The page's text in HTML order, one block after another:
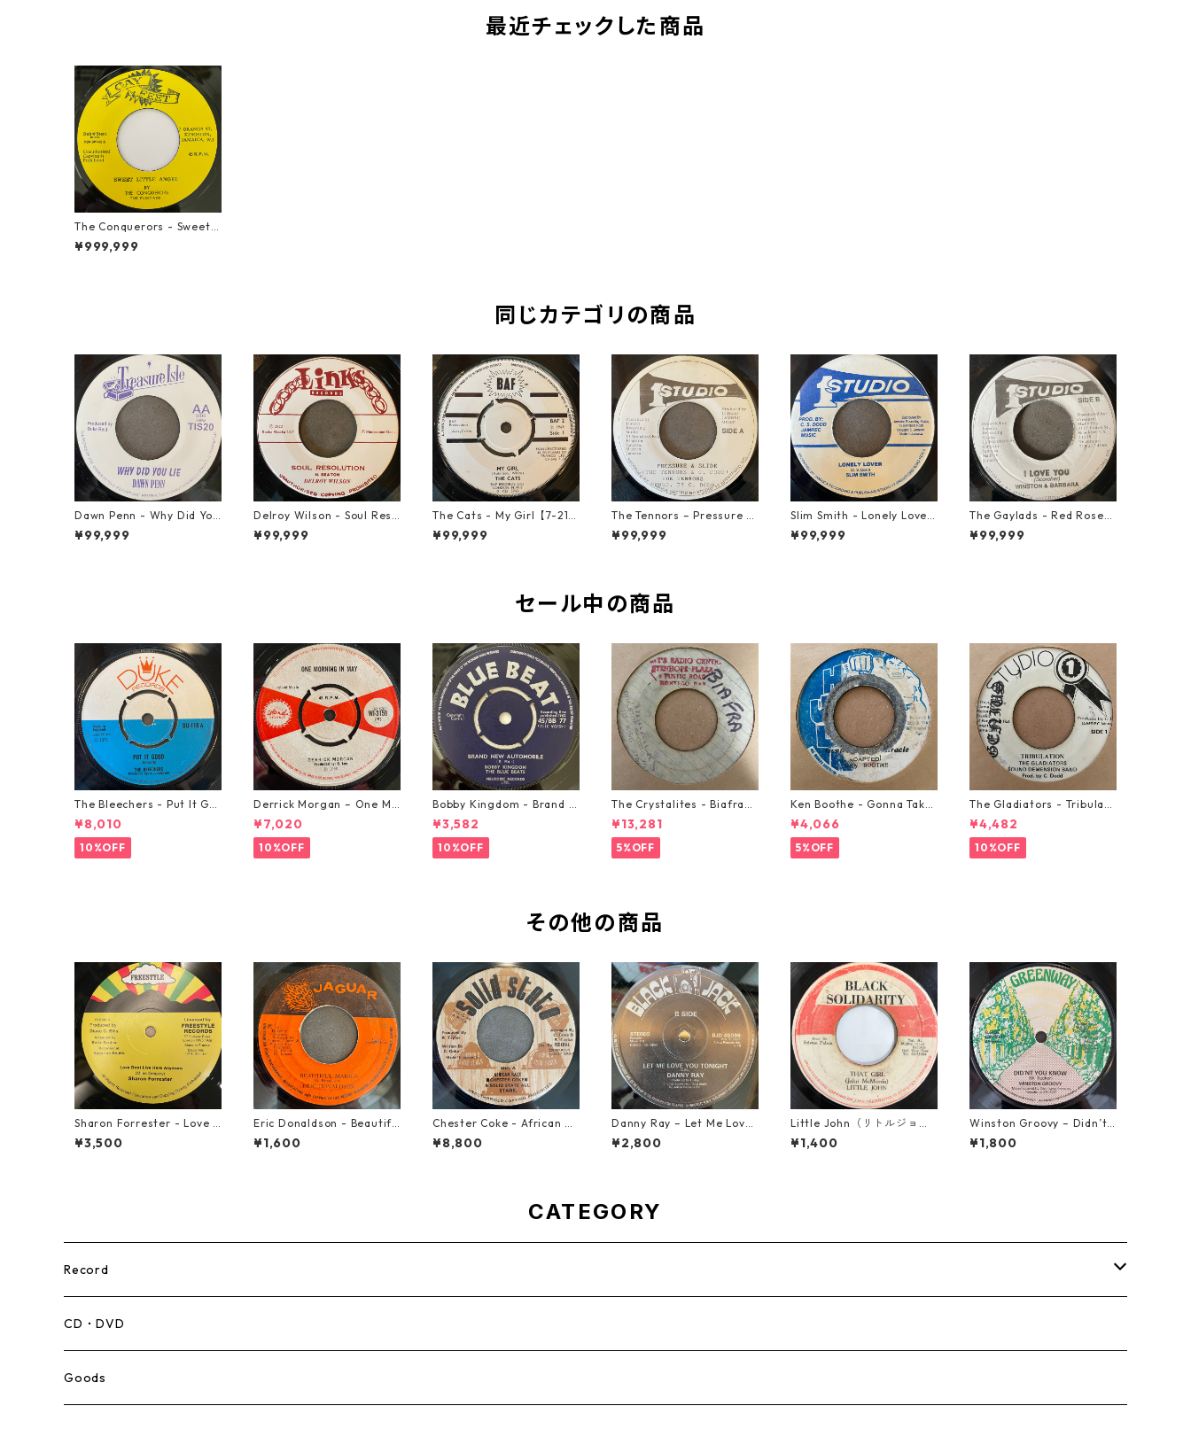
最近チェックした商品
The Conquerors - Sweet L
ittle Angel【7-20838】
¥999,999
同じカテゴリの商品
Dawn Penn - Why Did You
Lie【7-21938】
¥99,999
Delroy Wilson - Soul Reso
lution【7-21935】
¥99,999
The Cats - My Girl【7-219
06】
¥99,999
The Tennors – Pressure &
Slide【7-21952】
¥99,999
Slim Smith - Lonely Lover
【7-21921】
¥99,999
The Gaylads - Red Rose
【7-21853】
¥99,999
セール中の商品
The Bleechers - Put It Go
od 【7-21637】
¥8,010
10%OFF
Derrick Morgan – One Mo
rning In May【7-21653】
¥7,020
10%OFF
Bobby Kingdom - Brand N
ew Automobile【7-2088
9】
¥3,582
10%OFF
The Crystalites - Biafra
【7-21293】
¥13,281
5%OFF
Ken Boothe - Gonna Take
A Miracle【7-21362】
¥4,066
5%OFF
The Gladiators - Tribulati
on【7-21365】
¥4,482
10%OFF
その他の商品
Sharon Forrester - Love D
on't Live Here Anymore
【12-50068】
¥3,500
Eric Donaldson - Beautifu
l Maiden【7-21788】
¥1,600
Chester Coke - African Ra
ce【7-21819】
¥8,800
Danny Ray – Let Me Love
You Tonight【12-30001】
¥2,800
Little John（リトルジョ
ン） - That Girl 【7-2004
5】
¥1,400
Winston Groovy – Didn’t Y
ou Know【7-21811】
¥1,800
CATEGORY
Record
Mento,Calypso,Ballad
Ska
CD・DVD
Goods